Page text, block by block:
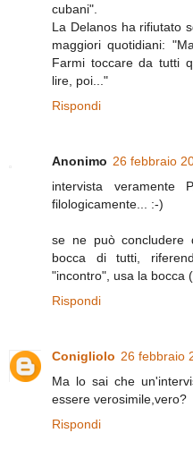
cubani".
La Delanos ha rifiutato
maggiori quotidiani:
Farmi toccare da tutti
lire, poi..."
Rispondi
Anonimo 26 febbraio
intervista veramente
filologicamente... :-)
se ne può concludere
bocca di tutti,
"incontro", usa la bocca
Rispondi
Conigliolo 26 febbraio
Ma lo sai che
essere verosimile,vero?
Rispondi